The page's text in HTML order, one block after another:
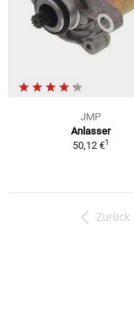
JMP
Anlasser
50,12 €1
Zurück